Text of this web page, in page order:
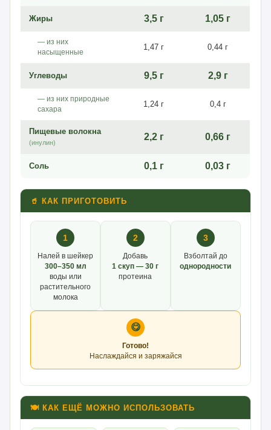
Жиры 3,5 г 1,05 г
— из них
насыщенные
1,47 г 0,44 г
Углеводы 9,5 г 2,9 г
— из них природные
сахара
1,24 г 0,4 г
Пищевые волокна
(инулин)
2,2 г 0,66 г
Соль 0,1 г 0,03 г
🥤 КАК ПРИГОТОВИТЬ
1
Налей в шейкер
300–350 мл
воды или
растительного
молока
2
Добавь
1 скуп — 30 г
протеина
3
Взболтай до
однородности
😋
Готово!
Наслаждайся и заряжайся
🍽 КАК ЕЩЁ МОЖНО ИСПОЛЬЗОВАТЬ